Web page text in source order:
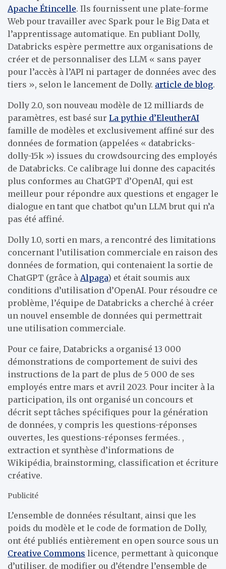
Apache Étincelle. Ils fournissent une plate-forme
Web pour travailler avec Spark pour le Big Data et
l’apprentissage automatique. En publiant Dolly,
Databricks espère permettre aux organisations de
créer et de personnaliser des LLM « sans payer
pour l’accès à l’API ni partager de données avec des
tiers », selon le lancement de Dolly. article de blog.
Dolly 2.0, son nouveau modèle de 12 milliards de
paramètres, est basé sur La pythie d’EleutherAI
famille de modèles et exclusivement affiné sur des
données de formation (appelées « databricks-
dolly-15k ») issues du crowdsourcing des employés
de Databricks. Ce calibrage lui donne des capacités
plus conformes au ChatGPT d’OpenAI, qui est
meilleur pour répondre aux questions et engager le
dialogue en tant que chatbot qu’un LLM brut qui n’a
pas été affiné.
Dolly 1.0, sorti en mars, a rencontré des limitations
concernant l’utilisation commerciale en raison des
données de formation, qui contenaient la sortie de
ChatGPT (grâce à Alpaga) et était soumis aux
conditions d’utilisation d’OpenAI. Pour résoudre ce
problème, l’équipe de Databricks a cherché à créer
un nouvel ensemble de données qui permettrait
une utilisation commerciale.
Pour ce faire, Databricks a organisé 13 000
démonstrations de comportement de suivi des
instructions de la part de plus de 5 000 de ses
employés entre mars et avril 2023. Pour inciter à la
participation, ils ont organisé un concours et
décrit sept tâches spécifiques pour la génération
de données, y compris les questions-réponses
ouvertes, les questions-réponses fermées. ,
extraction et synthèse d’informations de
Wikipédia, brainstorming, classification et écriture
créative.
Publicité
L’ensemble de données résultant, ainsi que les
poids du modèle et le code de formation de Dolly,
ont été publiés entièrement en open source sous un
Creative Commons licence, permettant à quiconque
d’utiliser, de modifier ou d’étendre l’ensemble de